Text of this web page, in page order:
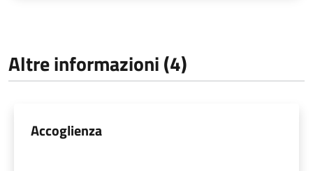
Altre informazioni (4)
Accoglienza